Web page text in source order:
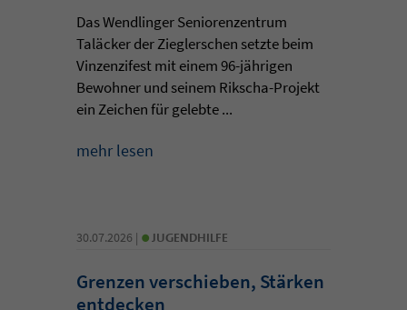
Das Wendlinger Seniorenzentrum
Taläcker der Zieglerschen setzte beim
Vinzenzifest mit einem 96-jährigen
Bewohner und seinem Rikscha-Projekt
ein Zeichen für gelebte ...
mehr lesen
30.07.2026 | • JUGENDHILFE
Grenzen verschieben, Stärken
entdecken